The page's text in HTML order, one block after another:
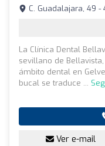
C. Guadalajara, 49 -
La Clínica Dental
sevillano de
ámbito dental en
bucal se traduce ...
Ver e-mail